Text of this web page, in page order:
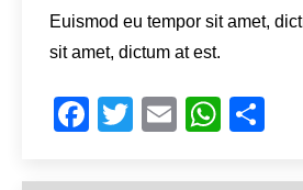
Euismod eu tempor sit amet,
sit amet, dictum at est.
Facebook
Twitter
Email